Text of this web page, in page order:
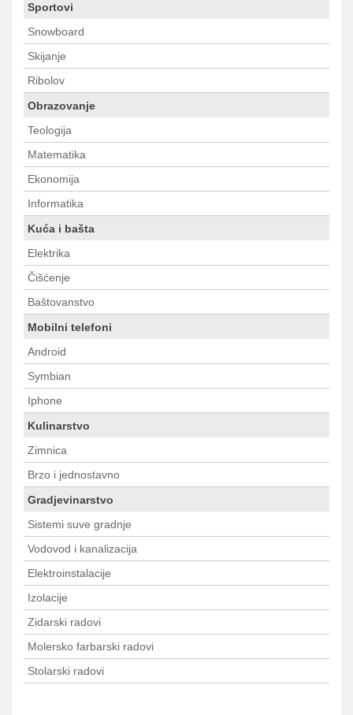
Sportovi
Snowboard
Skijanje
Ribolov
Obrazovanje
Teologija
Matematika
Ekonomija
Informatika
Kuća i bašta
Elektrika
Čišćenje
Baštovanstvo
Mobilni telefoni
Android
Symbian
Iphone
Kulinarstvo
Zimnica
Brzo i jednostavno
Gradjevinarstvo
Sistemi suve gradnje
Vodovod i kanalizacija
Elektroinstalacije
Izolacije
Zidarski radovi
Molersko farbarski radovi
Stolarski radovi